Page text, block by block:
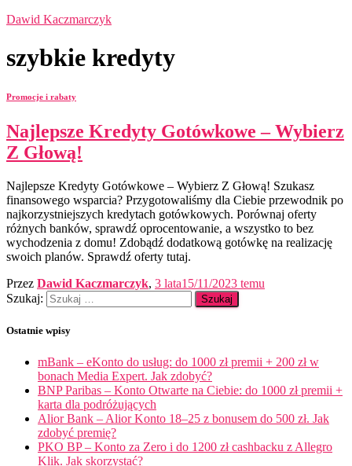
Dawid Kaczmarczyk
szybkie kredyty
Promocje i rabaty
Najlepsze Kredyty Gotówkowe – Wybierz
Z Głową!
Najlepsze Kredyty Gotówkowe – Wybierz Z Głową! Szukasz
finansowego wsparcia? Przygotowaliśmy dla Ciebie przewodnik po
najkorzystniejszych kredytach gotówkowych. Porównaj oferty
różnych banków, sprawdź oprocentowanie, a wszystko to bez
wychodzenia z domu! Zdobądź dodatkową gotówkę na realizację
swoich planów. Sprawdź oferty tutaj.
Przez Dawid Kaczmarczyk, 3 lata15/11/2023 temu
Szukaj:
Ostatnie wpisy
mBank – eKonto do usług: do 1000 zł premii + 200 zł w
bonach Media Expert. Jak zdobyć?
BNP Paribas – Konto Otwarte na Ciebie: do 1000 zł premii +
karta dla podróżujących
Alior Bank – Alior Konto 18–25 z bonusem do 500 zł. Jak
zdobyć premię?
PKO BP – Konto za Zero i do 1200 zł cashbacku z Allegro
Klik. Jak skorzystać?